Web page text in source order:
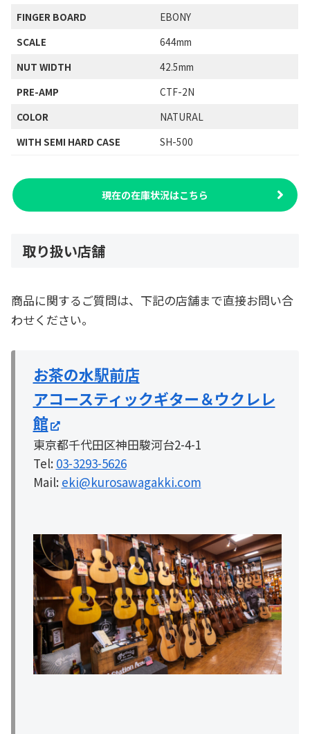
FINGER BOARD
EBONY
SCALE
644mm
NUT WIDTH
42.5mm
PRE-AMP
CTF-2N
COLOR
NATURAL
WITH SEMI HARD CASE
SH-500
現在の在庫状況はこちら
取り扱い店舗
商品に関するご質問は、下記の店舗まで直接お問い合
わせください。
お茶の水駅前店
アコースティックギター＆ウクレレ
館
東京都千代田区神田駿河台2-4-1
Tel: 03-3293-5626
Mail: eki@kurosawagakki.com